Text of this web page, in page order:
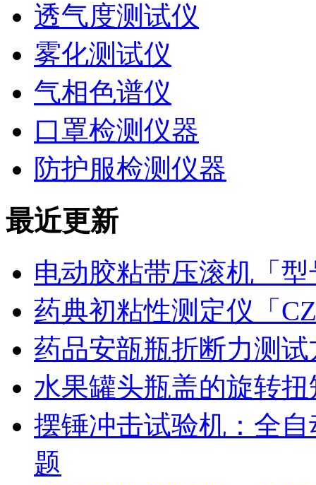
透气度测试仪
雾化测试仪
气相色谱仪
口罩检测仪器
防护服检测仪器
最近更新
电动胶粘带压滚机「
药典初粘性测定仪「
药品安瓿瓶折断力测
水果罐头瓶盖的旋转
摆锤冲击试验机：全
题